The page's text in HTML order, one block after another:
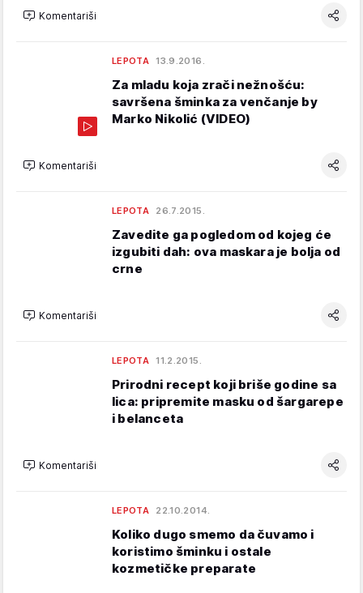
Komentariši
LEPOTA 13.9.2016.
Za mladu koja zrači nežnošću:
savršena šminka za venčanje by
Marko Nikolić (VIDEO)
Komentariši
LEPOTA 26.7.2015.
Zavedite ga pogledom od kojeg će
izgubiti dah: ova maskara je bolja od
crne
Komentariši
LEPOTA 11.2.2015.
Prirodni recept koji briše godine sa
lica: pripremite masku od šargarepe
i belanceta
Komentariši
LEPOTA 22.10.2014.
Koliko dugo smemo da čuvamo i
koristimo šminku i ostale
kozmetičke preparate